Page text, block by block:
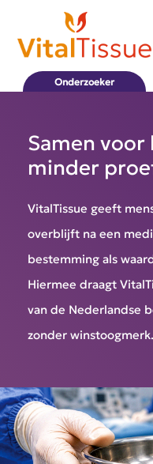
Onderzoeker
Samen
minder
VitalTissue geeft
overblijft na een
bestemming als
Hiermee draagt
van de Nederlandse
zonder winstoogmerk.